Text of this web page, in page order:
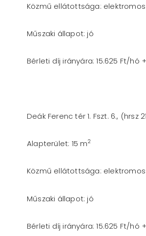
Közmű ellátottsága:
Műszaki állapot: jó
Bérleti díj irányára: 15.625 Ft/hó
Deák Ferenc tér 1. Fszt. 6., (hrsz
Alapterület: 15 m2
Közmű ellátottsága:
Műszaki állapot: jó
Bérleti díj irányára: 15.625 Ft/hó